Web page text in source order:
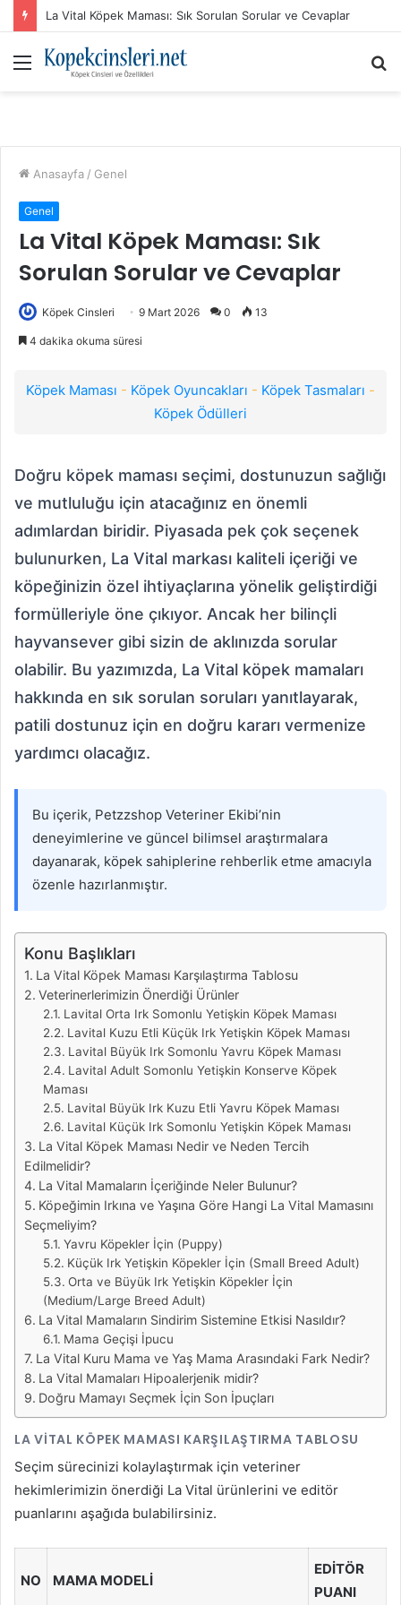
La Vital Köpek Maması: Sık Sorulan Sorular ve Cevaplar
Menü
Anasayfa / Genel
Genel
La Vital Köpek Maması: Sık
Sorulan Sorular ve Cevaplar
Köpek Cinsleri 9 Mart 2026 0 13
4 dakika okuma süresi
Köpek Maması - Köpek Oyuncakları - Köpek Tasmaları -
Köpek Ödülleri
Doğru köpek maması seçimi, dostunuzun sağlığı
ve mutluluğu için atacağınız en önemli
adımlardan biridir. Piyasada pek çok seçenek
bulunurken, La Vital markası kaliteli içeriği ve
köpeğinizin özel ihtiyaçlarına yönelik geliştirdiği
formülleriyle öne çıkıyor. Ancak her bilinçli
hayvansever gibi sizin de aklınızda sorular
olabilir. Bu yazımızda, La Vital köpek mamaları
hakkında en sık sorulan soruları yanıtlayarak,
patili dostunuz için en doğru kararı vermenize
yardımcı olacağız.
Bu içerik, Petzzshop Veteriner Ekibi’nin
deneyimlerine ve güncel bilimsel araştırmalara
dayanarak, köpek sahiplerine rehberlik etme amacıyla
özenle hazırlanmıştır.
Konu Başlıkları
La Vital Köpek Maması Karşılaştırma Tablosu
Veterinerlerimizin Önerdiği Ürünler
Lavital Orta Irk Somonlu Yetişkin Köpek Maması
Lavital Kuzu Etli Küçük Irk Yetişkin Köpek Maması
Lavital Büyük Irk Somonlu Yavru Köpek Maması
Lavital Adult Somonlu Yetişkin Konserve Köpek
Maması
Lavital Büyük Irk Kuzu Etli Yavru Köpek Maması
Lavital Küçük Irk Somonlu Yetişkin Köpek Maması
La Vital Köpek Maması Nedir ve Neden Tercih
Edilmelidir?
La Vital Mamaların İçeriğinde Neler Bulunur?
Köpeğimin Irkına ve Yaşına Göre Hangi La Vital Mamasını
Seçmeliyim?
Yavru Köpekler İçin (Puppy)
Küçük Irk Yetişkin Köpekler İçin (Small Breed Adult)
Orta ve Büyük Irk Yetişkin Köpekler İçin
(Medium/Large Breed Adult)
La Vital Mamaların Sindirim Sistemine Etkisi Nasıldır?
Mama Geçişi İpucu
La Vital Kuru Mama ve Yaş Mama Arasındaki Fark Nedir?
La Vital Mamaları Hipoalerjenik midir?
Doğru Mamayı Seçmek İçin Son İpuçları
LA VITAL KÖPEK MAMASI KARŞILAŞTIRMA TABLOSU
Seçim sürecinizi kolaylaştırmak için veteriner
hekimlerimizin önerdiği La Vital ürünlerini ve editör
puanlarını aşağıda bulabilirsiniz.
NO MAMA MODELI
EDITÖR
PUANI